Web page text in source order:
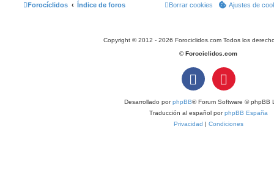
Forocíclidos Índice de foros Ajustes de
Borrar cookies
Copyright © 2012 - 2026 Forociclidos.com Todos los
© Forociclidos.com
Desarrollado porphpBB® Forum Software © phpBB
Traducción al español porphpBB España
Privacidad | Condiciones